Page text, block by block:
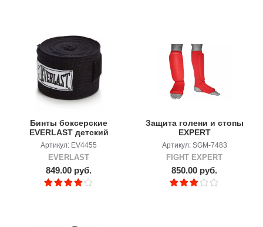
Бинты боксерские
EVERLAST детский
Артикул: EV4455
EVERLAST
849.00 руб.
Защита голени и стопы
EXPERT
Артикул: SGM-7483
FIGHT EXPERT
850.00 руб.